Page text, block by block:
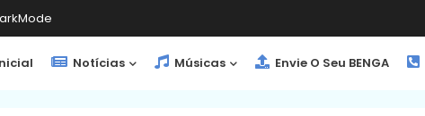
Notícias Músicas Envie O Seu BENGA